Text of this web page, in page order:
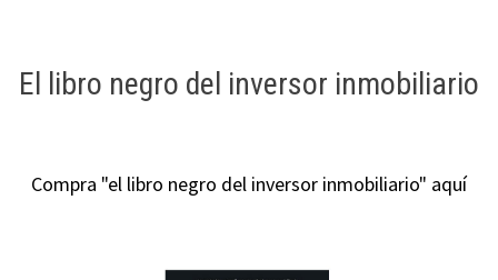
El libro negro del inversor inmobiliario
Compra "el libro negro del inversor inmobiliario" aquí